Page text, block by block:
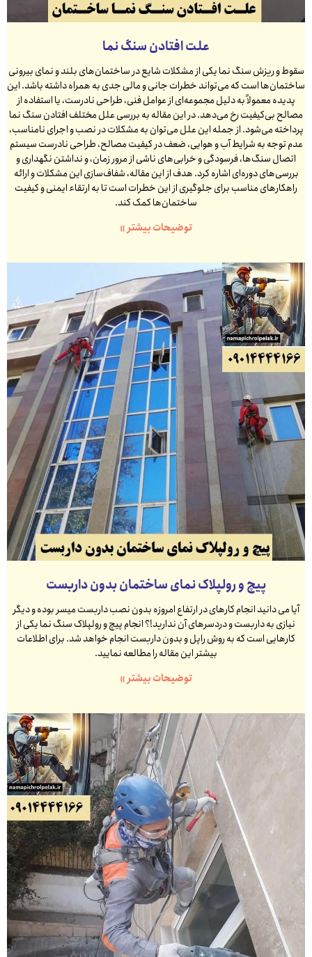
علت افتادن سنگ نما
سقوط و ریزش سنگ نما یکی از مشکلات شایع در ساختمان‌های بلند و نمای بیرونی
ساختمان‌ها است که می‌تواند خطرات جانی و مالی جدی به همراه داشته باشد. این
پدیده معمولاً به دلیل مجموعه‌ای از عوامل فنی، طراحی نادرست، یا استفاده از
مصالح بی‌کیفیت رخ می‌دهد. در این مقاله به بررسی علل مختلف افتادن سنگ نما
پرداخته می‌شود. از جمله این علل می‌توان به مشکلات در نصب و اجرای نامناسب،
عدم توجه به شرایط آب و هوایی، ضعف در کیفیت مصالح، طراحی نادرست سیستم
اتصال سنگ‌ها، فرسودگی و خرابی‌های ناشی از مرور زمان، و نداشتن نگهداری و
بررسی‌های دوره‌ای اشاره کرد. هدف از این مقاله، شفاف‌سازی این مشکلات و ارائه
راهکارهای مناسب برای جلوگیری از این خطرات است تا به ارتقاء ایمنی و کیفیت
ساختمان‌ها کمک کند.
توضیحات بیشتر »
پیچ و رولپلاک نمای ساختمان بدون داربست
آیا می دانید انجام کارهای در ارتفاع امروزه بدون نصب داربست میسر بوده و دیگر
نیازی به داربست و دردسرهای آن ندارید!؟ انجام پیچ و رولپلاک سنگ نما یکی از
کارهایی است که به روش راپل و بدون داربست انجام خواهد شد. برای اطلاعات
بیشتر این مقاله را مطالعه نمایید.
توضیحات بیشتر »